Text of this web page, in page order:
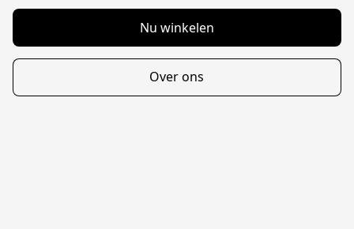
Nu winkelen
Over ons